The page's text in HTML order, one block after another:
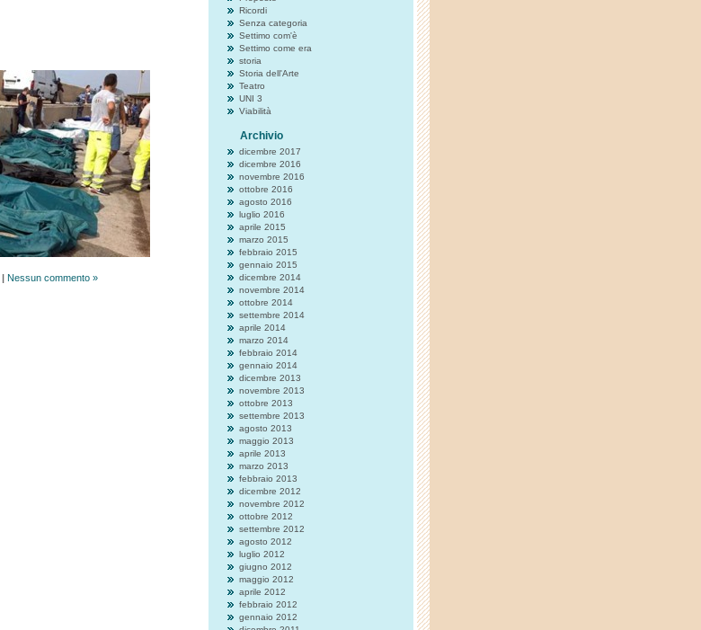
| Nessun commento »
Ricordi
Senza categoria
Settimo com'è
Settimo come era
storia
Storia dell'Arte
Teatro
UNI 3
Viabilità
Archivio
dicembre 2017
dicembre 2016
novembre 2016
ottobre 2016
agosto 2016
luglio 2016
aprile 2015
marzo 2015
febbraio 2015
gennaio 2015
dicembre 2014
novembre 2014
ottobre 2014
settembre 2014
aprile 2014
marzo 2014
febbraio 2014
gennaio 2014
dicembre 2013
novembre 2013
ottobre 2013
settembre 2013
agosto 2013
maggio 2013
aprile 2013
marzo 2013
febbraio 2013
dicembre 2012
novembre 2012
ottobre 2012
settembre 2012
agosto 2012
luglio 2012
giugno 2012
maggio 2012
aprile 2012
febbraio 2012
gennaio 2012